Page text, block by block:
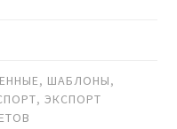
, ШАБЛОНЫ,
,ЭКСПОРТ